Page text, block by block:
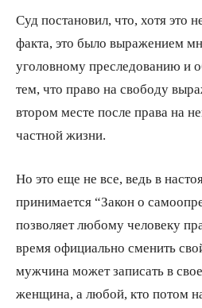
Суд постановил, что, хотя это
факта, это было выражением
уголовному преследованию и
тем, что право на свободу
втором месте после права на
частной жизни.
Но это еще не все, ведь в
принимается “Закон о
позволяет любому человеку
время официально сменить
мужчина может записать в
женщина, а любой, кто потом